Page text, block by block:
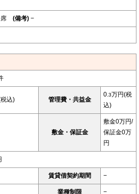
席 (備考) −
込) 管理費・共益金
0.3万円(税
込)
敷金・保証金
敷金0万円/
保証金0万
円
賃貸借契約期間 −
業種制限 −